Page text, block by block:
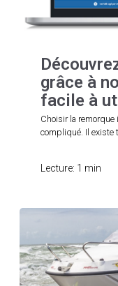
grâce à
facile à
Choisir la
compliqué. Il existe
Lecture: 1 min